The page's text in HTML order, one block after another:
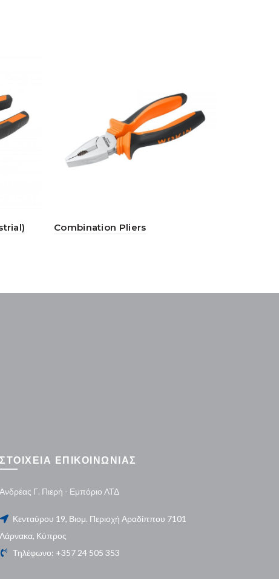
Combination Pliers
ΣΤΟΙΧΕΙΑ ΕΠΙΚΟΙΝΩΝΙΑΣ
Ανδρέας Γ. Πιερή - Εμπόριο ΛΤΔ
Κενταύρου 19, Βιομ. Περιοχή Αραδίππου 7101
Λάρνακα, Κύπρος
Τηλέφωνο: +357 24 505 353